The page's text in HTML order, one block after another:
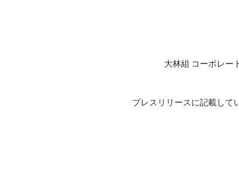
大林組 コーポレー
プレスリリースに記載して